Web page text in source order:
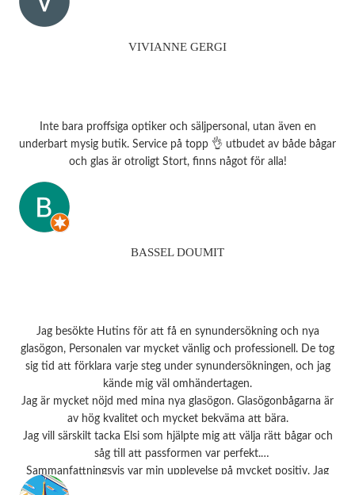
VIVIANNE GERGI
Inte bara proffsiga optiker och säljpersonal, utan även en
underbart mysig butik. Service på topp 👌 utbudet av både bågar
och glas är otroligt Stort, finns något för alla!
BASSEL DOUMIT
Jag besökte Hutins för att få en synundersökning och nya
glasögon, Personalen var mycket vänlig och professionell. De tog
sig tid att förklara varje steg under synundersökningen, och jag
kände mig väl omhändertagen.
Jag är mycket nöjd med mina nya glasögon. Glasögonbågarna är
av hög kvalitet och mycket bekväma att bära.
Jag vill särskilt tacka Elsi som hjälpte mig att välja rätt bågar och
såg till att passformen var perfekt.
Sammanfattningsvis var min upplevelse på mycket positiv. Jag
rekommenderar starkt detta ställe till alla som behöver